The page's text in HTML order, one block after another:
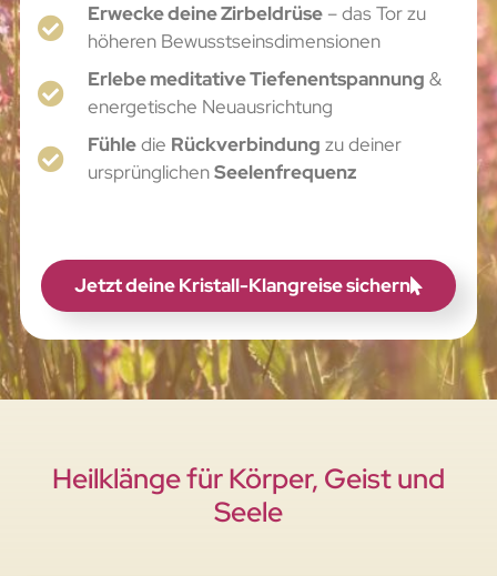
Erwecke deine Zirbeldrüse – das Tor zu
höheren Bewusstseinsdimensionen
Erlebe meditative Tiefenentspannung &
energetische Neuausrichtung
Fühledie Rückverbindung zu deiner
ursprünglichenSeelenfrequenz
Jetzt deine Kristall-Klangreise sichern
Heilklänge für Körper, Geist und
Seele